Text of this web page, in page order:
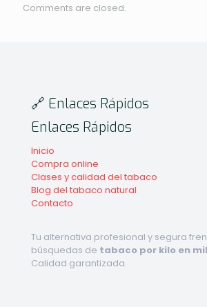
Comments are closed.
🔗 Enlaces Rápidos
Enlaces Rápidos
Inicio
Compra online
Clases y calidad del tabaco
Blog del tabaco natural
Contacto
Tu alternativa profesional y segura
búsquedas de tabaco por kilo en
Calidad garantizada.